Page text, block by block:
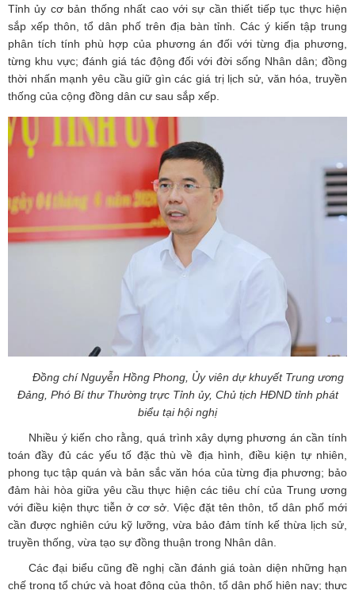
Tỉnh ủy cơ bản thống nhất cao với sự cần thiết tiếp tục thực hiện
sắp xếp thôn, tổ dân phố trên địa bàn tỉnh. Các ý kiến tập trung
phân tích tính phù hợp của phương án đối với từng địa phương,
từng khu vực; đánh giá tác động đối với đời sống Nhân dân; đồng
thời nhấn mạnh yêu cầu giữ gìn các giá trị lịch sử, văn hóa, truyền
thống của cộng đồng dân cư sau sắp xếp.
Đồng chíNguyễn Hồng Phong, Ủy viên dự khuyết Trung ương
Đảng, Phó Bí thư Thường trực Tỉnh ủy, Chủ tịch HĐND tỉnh phát
biểu tại hội nghị
Nhiều ý kiến cho rằng, quá trình xây dựng phương án cần tính
toán đầy đủ các yếu tố đặc thù về địa hình, điều kiện tự nhiên,
phong tục tập quán và bản sắc văn hóa của từng địa phương; bảo
đảm hài hòa giữa yêu cầu thực hiện các tiêu chí của Trung ương
với điều kiện thực tiễn ở cơ sở. Việc đặt tên thôn, tổ dân phố mới
cần được nghiên cứu kỹ lưỡng, vừa bảo đảm tính kế thừa lịch sử,
truyền thống, vừa tạo sự đồng thuận trong Nhân dân.
Các đại biểu cũng đề nghị cần đánh giá toàn diện những hạn
chế trong tổ chức và hoạt động của thôn, tổ dân phố hiện nay; thực